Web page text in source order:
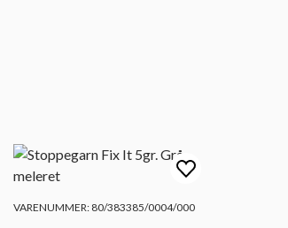
VARENUMMER: 80/383385/0004/000